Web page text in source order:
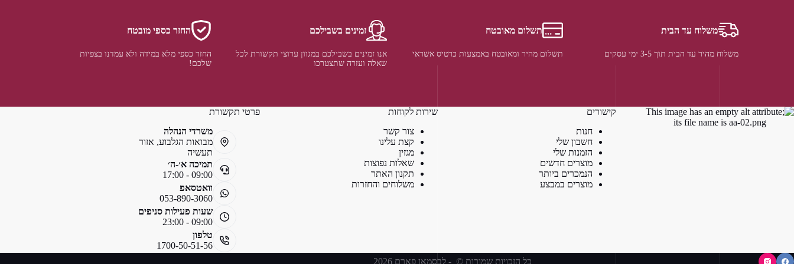
משלוח עד הבית
משלוח מהיר עד הבית תוך 3-5 ימי עסקים
תשלום מאובטח
תשלום מהיר ומאובטח באמצעות כרטיס אשראי
זמינים בשבילכם
אנו זמינים בשבילכם במגוון ערוצי תקשורת לכל
שאלה ועזרה שתצטרכו
החזר כספי מובטח
החזר כספי מלא במידה ולא עמדנו בצפיות
שלכם!
קישורים
חנות
חשבון שלי
הזמנות שלי
מוצרים חדשים
הנמכרים ביותר
מוצרים במבצע
שירות לקוחות
צור קשר
קצת עלינו
מגזין
שאלות נפוצות
תקנון האתר
משלוחים והחזרות
פרטי תקשורת
משרדי הנהלה
מבואות הגלבוע, אזור
תעשיה
תמיכה א׳-ה׳
09:00 - 17:00
וואטסאפ
053-890-3060
שעות פעילות סניפים
09:00 - 23:00
טלפון
1700-50-51-56
כל הזכויות שמורות © - לבסמאן פארם 2026